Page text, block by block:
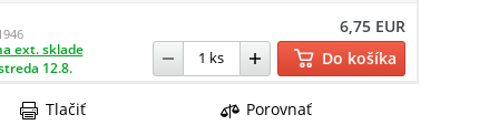
6,75 EUR
ext. sklade
12.8. Do košíka
Porovnať
Tlačiť